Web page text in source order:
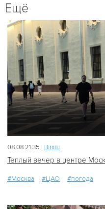
Ещё
08.08 21:35 | Bindu
Тёплый вечер в центре
#Москва #ЦАО #погода